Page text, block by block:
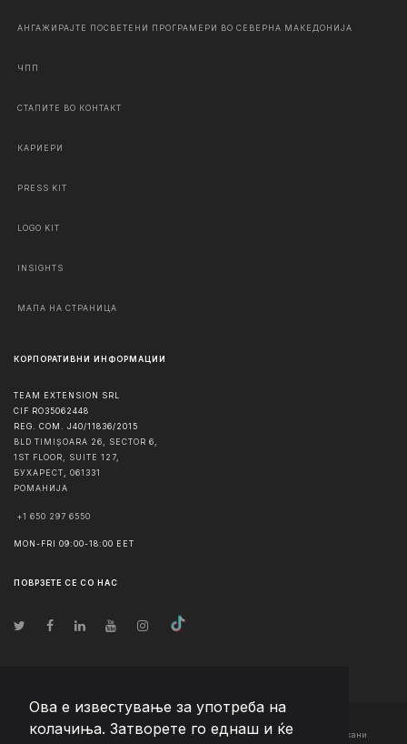
Ова е известување за употреба на
колачиња. Затворете го еднаш и ќе
АНГАЖИРАЈТЕ ПОСВЕТЕНИ ПРОГРАМЕРИ ВО СЕВЕРНА МАКЕДОНИЈА
ЧПП
СТАПИТЕ ВО КОНТАКТ
КАРИЕРИ
PRESS KIT
LOGO KIT
INSIGHTS
МАПА НА СТРАНИЦА
КОРПОРАТИВНИ ИНФОРМАЦИИ
TEAM EXTENSION SRL
CIF RO35062448
REG. COM. J40/11836/2015
BLD TIMIȘOARA 26, SECTOR 6,
1ST FLOOR, SUITE 127,
БУХАРЕСТ
061331
РОМАНИЈА
+1 650 297 6550
MON-FRI 09:00-18:00 EET
ПОВРЗЕТЕ СЕ СО НАС
© Авторско право2026 Team Extension Macedonia - Сите права задржани